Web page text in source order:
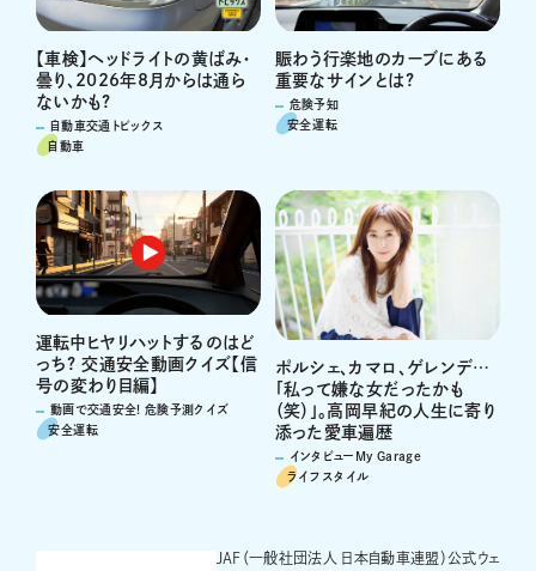
【車検】ヘッドライトの黄ばみ・
曇り、2026年8月からは通ら
ないかも?
自動車交通トピックス
自動車
賑わう行楽地のカーブにある
重要なサインとは?
危険予知
安全運転
運転中ヒヤリハットするのはど
っち? 交通安全動画クイズ【信
号の変わり目編】
動画で交通安全! 危険予測クイズ
安全運転
ポルシェ、カマロ、ゲレンデ…
「私って嫌な女だったかも
（笑）」。高岡早紀の人生に寄り
添った愛車遍歴
インタビューMy Garage
ライフスタイル
JAF（一般社団法人 日本自動車連盟）公式ウェ